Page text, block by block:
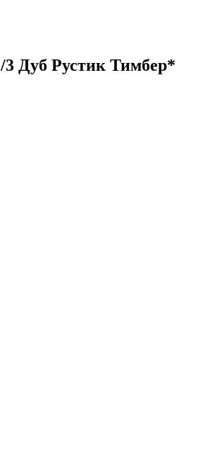
3 Дуб Рустик Тимбер*